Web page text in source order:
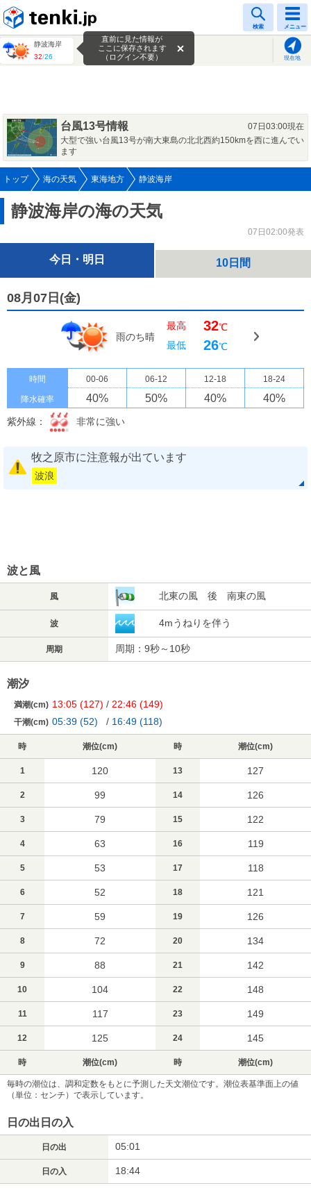
検索 メニュー
静波海岸
32/26 現在地
直前に見た情報が
ここに保存されます
（ログイン不要）
台風13号情報
07日03:00現在
大型で強い台風13号が南大東島の北北西約150kmを西に進んでい
ます
トップ 海の天気 東海地方 静波海岸
静波海岸の海の天気
07日02:00発表
今日・明日 10日間
08月07日(金)
雨のち晴
最高 32℃
最低
26℃
時間 00-06 06-12 12-18 18-24
降水確率 40% 50% 40% 40%
紫外線： 非常に強い
牧之原市に注意報が出ています
波浪
波と風
風 北東の風 後 南東の風
波 4mうねりを伴う
周期 周期：9秒～10秒
潮汐
満潮(cm) 13:05 (127) / 22:46 (149)
干潮(cm) 05:39 (52) / 16:49 (118)
時 潮位(cm) 時 潮位(cm)
1 120 13 127
2 99 14 126
3 79 15 122
4 63 16 119
5 53 17 118
6 52 18 121
7 59 19 126
8 72 20 134
9 88 21 142
10 104 22 148
11 117 23 149
12 125 24 145
時 潮位(cm) 時 潮位(cm)
毎時の潮位は、調和定数をもとに予測した天文潮位です。潮位表基準面上の値
（単位：センチ）で表示しています。
日の出日の入
日の出 05:01
日の入 18:44